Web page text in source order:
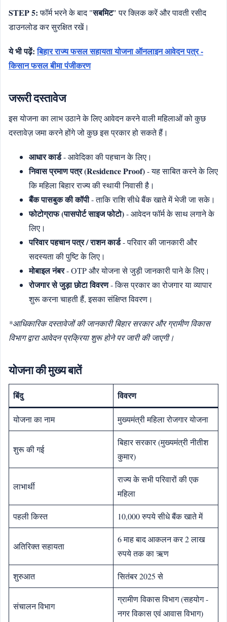
STEP 5:फॉर्म भरने के बाद "सबमिट" पर क्लिक करें और पावती रसीद
डाउनलोड कर सुरक्षित रखें।
ये भी पढ़ें:बिहार राज्य फसल सहायता योजना ऑनलाइन आवेदन पत्र -
किसान फसल बीमा पंजीकरण
जरूरी दस्तावेज
इस योजना का लाभ उठाने के लिए आवेदन करने वाली महिलाओं को कुछ
दस्तावेज़ जमा करने होंगे जो कुछ इस प्रकार हो सकते हैं।
आधार कार्ड- आवेदिका की पहचान के लिए।
निवास प्रमाण पत्र (Residence Proof)- यह साबित करने के लिए
कि महिला बिहार राज्य की स्थायी निवासी है।
बैंक पासबुक की कॉपी- ताकि राशि सीधे बैंक खाते में भेजी जा सके।
फोटोग्राफ (पासपोर्ट साइज फोटो)- आवेदन फॉर्म के साथ लगाने के
लिए।
परिवार पहचान पत्र / राशन कार्ड- परिवार की जानकारी और
सदस्यता की पुष्टि के लिए।
मोबाइल नंबर- OTP और योजना से जुड़ी जानकारी पाने के लिए।
रोजगार से जुड़ा छोटा विवरण- किस प्रकार का रोजगार या व्यापार
शुरू करना चाहती हैं, इसका संक्षिप्त विवरण।
*आधिकारिक दस्तावेजों की जानकारी बिहार सरकार और ग्रामीण विकास
विभाग द्वारा आवेदन प्रक्रिया शुरू होने पर जारी की जाएगी।
योजना की मुख्य बातें
बिंदु विवरण
योजना का नाम मुख्यमंत्री महिला रोजगार योजना
शुरू की गई
बिहार सरकार (मुख्यमंत्री नीतीश
कुमार)
लाभार्थी
राज्य के सभी परिवारों की एक
महिला
पहली किस्त 10,000 रुपये सीधे बैंक खाते में
अतिरिक्त सहायता
6 माह बाद आकलन कर 2 लाख
रुपये तक का ऋण
शुरुआत सितंबर 2025 से
संचालन विभाग
ग्रामीण विकास विभाग (सहयोग -
नगर विकास एवं आवास विभाग)